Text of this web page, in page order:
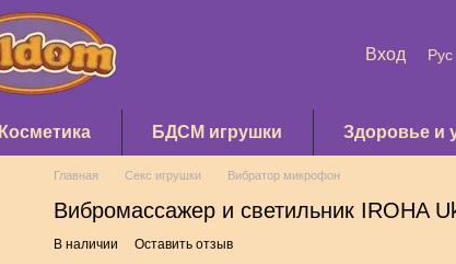
Вход Рус
Косметика БДСМ игрушки Здоровье и
Главная Секс игрушки Вибратор микрофон
Вибромассажер и светильник IROHA
В наличии Оставить отзыв